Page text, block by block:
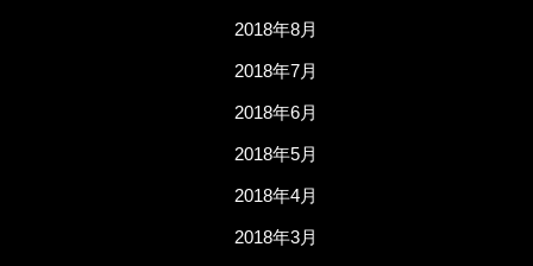
2018年8月
2018年7月
2018年6月
2018年5月
2018年4月
2018年3月